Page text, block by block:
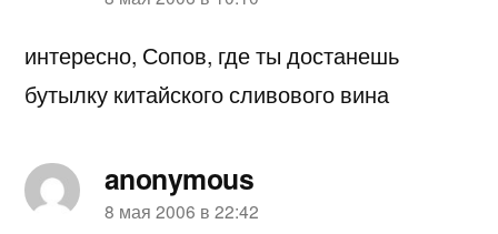
интересно, Сопов, где ты достанешь
бутылку китайского сливового вина
anonymous
пишет:
8 мая 2006 в 22:42